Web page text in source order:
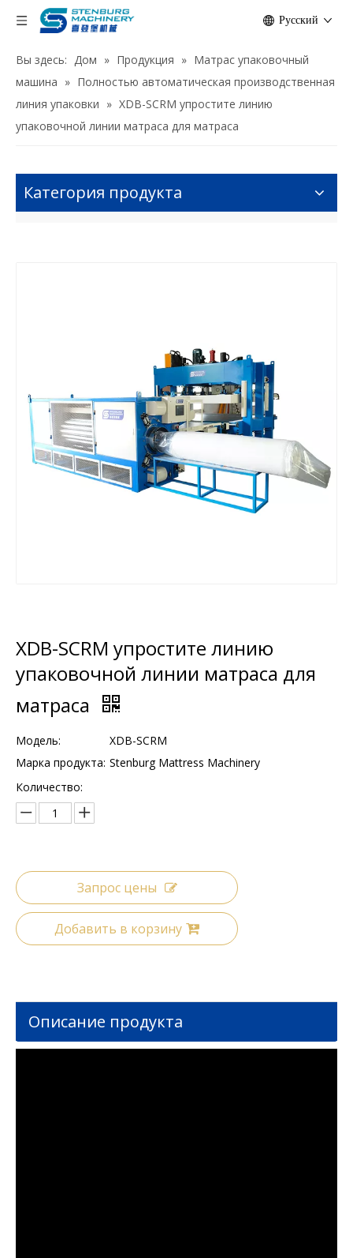
Pусский
Вы здесь: Дом » Продукция » Матрас упаковочный
машина » Полностью автоматическая производственная
линия упаковки » XDB-SCRM упростите линию
упаковочной линии матраса для матраса
Категория продукта
XDB-SCRM упростите линию
упаковочной линии матраса для
матраса
Модель:
XDB-SCRM
Марка продукта: Stenburg Mattress Machinery
Количество:
Запрос цены
Добавить в корзину
Описание продукта